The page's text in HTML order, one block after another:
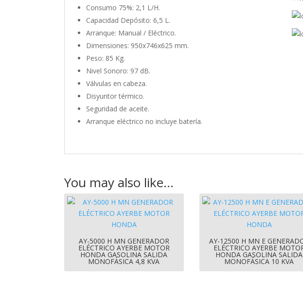
Consumo 75%: 2,1 L/H.
Capacidad Depósito: 6,5 L.
Arranque: Manual / Eléctrico.
Dimensiones: 950x746x625 mm.
Peso: 85 Kg.
Nivel Sonoro: 97 dB.
Válvulas en cabeza.
Disyuntor térmico.
Seguridad de aceite.
Arranque eléctrico no incluye batería.
You may also like…
AY-5000 H MN GENERADOR
ELÉCTRICO AYERBE MOTOR
HONDA GASOLINA SALIDA
MONOFÁSICA 4,8 KVA
AY-12500 H MN E
ELÉCTRICO AYERBE
HONDA GASOLINA SALIDA
MONOFÁSICA 10 KVA